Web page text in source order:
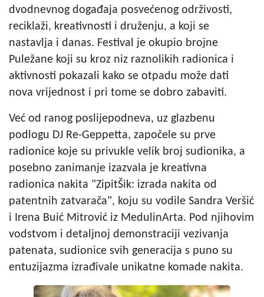
dvodnevnog događaja posvećenog održivosti,
reciklaži, kreativnosti i druženju, a koji se
nastavlja i danas. Festival je okupio brojne
Puležane koji su kroz niz raznolikih radionica i
aktivnosti pokazali kako se otpadu može dati
nova vrijednost i pri tome se dobro zabaviti.
Već od ranog poslijepodneva, uz glazbenu
podlogu DJ Re-Geppetta, započele su prve
radionice koje su privukle velik broj sudionika, a
posebno zanimanje izazvala je kreativna
radionica nakita "ZipitŠik: izrada nakita od
patentnih zatvarača", koju su vodile Sandra Veršić
i Irena Buić Mitrović iz MedulinArta. Pod njihovim
vodstvom i detaljnoj demonstraciji vezivanja
patenata, sudionice svih generacija s puno su
entuzijazma izrađivale unikatne komade nakita.